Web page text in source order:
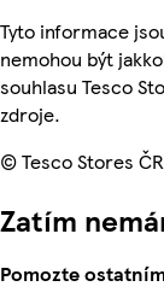
Tyto informace
nemohou být
souhlasu Tesco
zdroje.
© Tesco Stores
Zatím
Pomozte